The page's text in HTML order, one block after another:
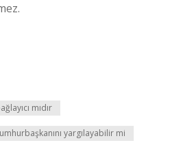
mıdır
yargılayabilir mi